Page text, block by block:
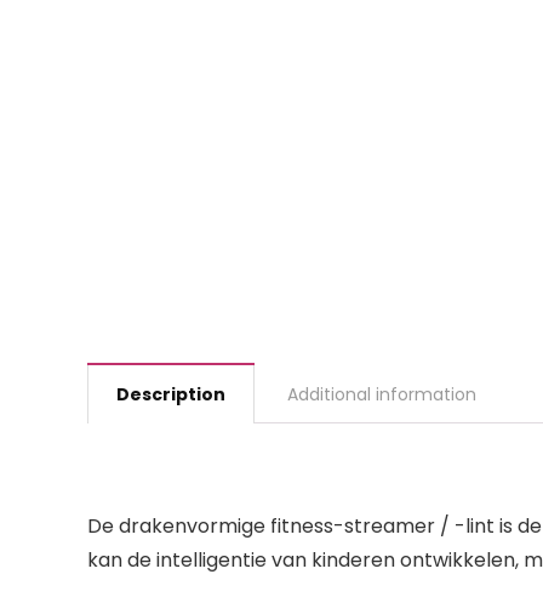
Description Additional information
De drakenvormige fitness-streamer / -lint is
kan de intelligentie van kinderen ontwikkelen,